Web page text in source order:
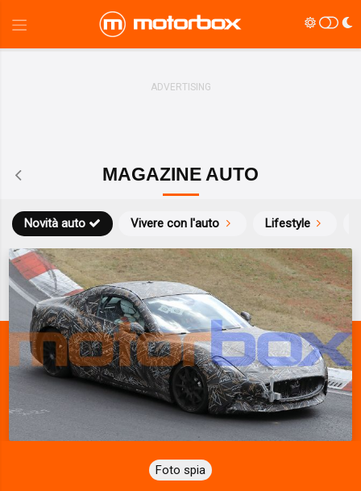
MAGAZINE AUTO
Novità auto Vivere con l'auto Lifestyle
Foto spia